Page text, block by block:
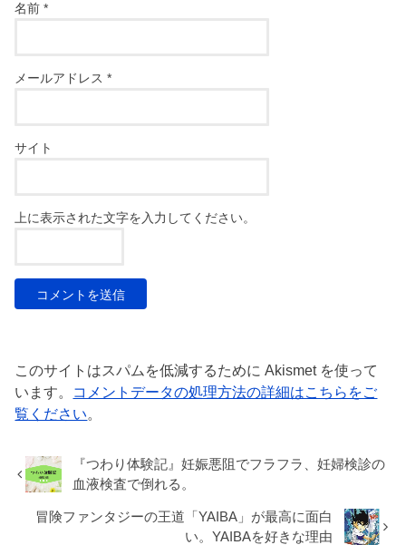
名前*
メールアドレス*
サイト
上に表示された文字を入力してください。
このサイトはスパムを低減するために Akismet を使って
います。 コメントデータの処理方法の詳細はこちらをご
覧ください。
『つわり体験記』妊娠悪阻でフラフラ、妊婦検診の
血液検査で倒れる。
冒険ファンタジーの王道「YAIBA」が最高に面白
い。YAIBAを好きな理由